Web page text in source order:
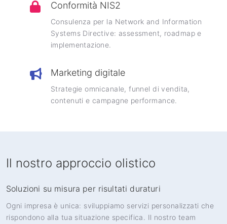
Conformità NIS2
Consulenza per la Network and Information
Systems Directive: assessment, roadmap e
implementazione.
Marketing digitale
Strategie omnicanale, funnel di vendita,
contenuti e campagne performance.
Il nostro approccio olistico
Soluzioni su misura per risultati duraturi
Ogni impresa è unica: sviluppiamo servizi personalizzati che
rispondono alla tua situazione specifica. Il nostro team